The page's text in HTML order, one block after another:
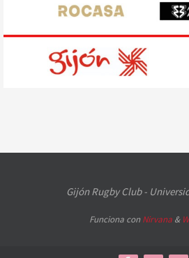
Gijón Rugby Club -
Funciona con Nirvana&